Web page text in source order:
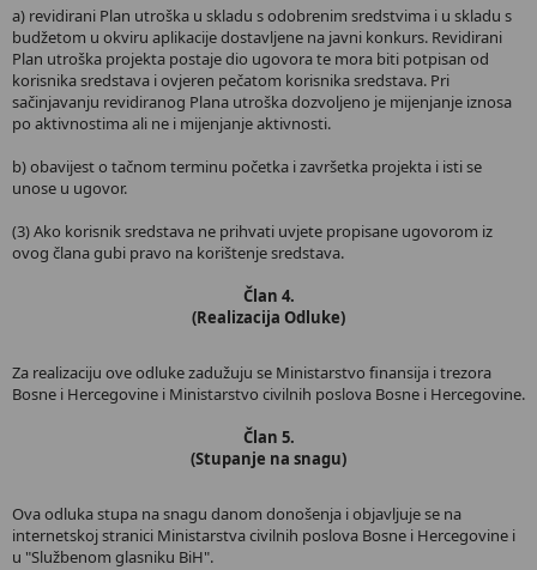
a) revidirani Plan utroška u skladu s odobrenim sredstvima i u skladu s
budžetom u okviru aplikacije dostavljene na javni konkurs. Revidirani
Plan utroška projekta postaje dio ugovora te mora biti potpisan od
korisnika sredstava i ovjeren pečatom korisnika sredstava. Pri
sačinjavanju revidiranog Plana utroška dozvoljeno je mijenjanje iznosa
po aktivnostima ali ne i mijenjanje aktivnosti.
b) obavijest o tačnom terminu početka i završetka projekta i isti se
unose u ugovor.
(3) Ako korisnik sredstava ne prihvati uvjete propisane ugovorom iz
ovog člana gubi pravo na korištenje sredstava.
Član 4.
(Realizacija Odluke)
Za realizaciju ove odluke zadužuju se Ministarstvo finansija i trezora
Bosne i Hercegovine i Ministarstvo civilnih poslova Bosne i Hercegovine.
Član 5.
(Stupanje na snagu)
Ova odluka stupa na snagu danom donošenja i objavljuje se na
internetskoj stranici Ministarstva civilnih poslova Bosne i Hercegovine i
u "Službenom glasniku BiH".